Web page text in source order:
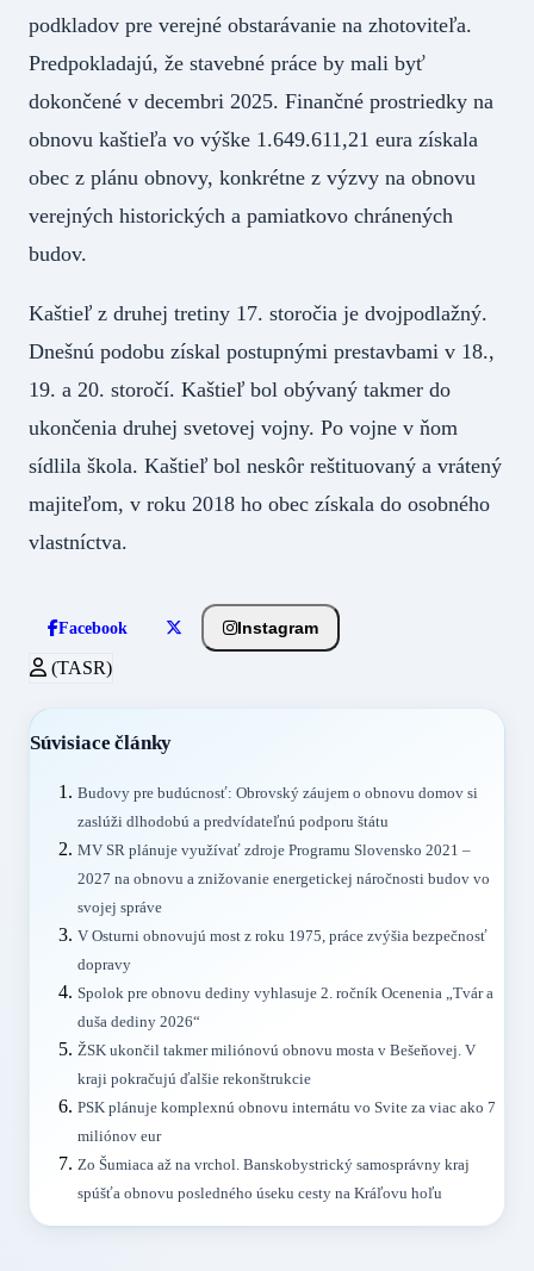
podkladov pre verejné obstarávanie na zhotoviteľa.
Predpokladajú, že stavebné práce by mali byť
dokončené v decembri 2025. Finančné prostriedky na
obnovu kaštieľa vo výške 1.649.611,21 eura získala
obec z plánu obnovy, konkrétne z výzvy na obnovu
verejných historických a pamiatkovo chránených
budov.
Kaštieľ z druhej tretiny 17. storočia je dvojpodlažný.
Dnešnú podobu získal postupnými prestavbami v 18.,
19. a 20. storočí. Kaštieľ bol obývaný takmer do
ukončenia druhej svetovej vojny. Po vojne v ňom
sídlila škola. Kaštieľ bol neskôr reštituovaný a vrátený
majiteľom, v roku 2018 ho obec získala do osobného
vlastníctva.
Facebook Instagram
(TASR)
Súvisiace články
Budovy pre budúcnosť: Obrovský záujem o obnovu domov si
zaslúži dlhodobú a predvídateľnú podporu štátu
MV SR plánuje využívať zdroje Programu Slovensko 2021 –
2027 na obnovu a znižovanie energetickej náročnosti budov vo
svojej správe
V Osturni obnovujú most z roku 1975, práce zvýšia bezpečnosť
dopravy
Spolok pre obnovu dediny vyhlasuje 2. ročník Ocenenia „Tvár a
duša dediny 2026“
ŽSK ukončil takmer miliónovú obnovu mosta v Bešeňovej. V
kraji pokračujú ďalšie rekonštrukcie
PSK plánuje komplexnú obnovu internátu vo Svite za viac ako 7
miliónov eur
Zo Šumiaca až na vrchol. Banskobystrický samosprávny kraj
spúšťa obnovu posledného úseku cesty na Kráľovu hoľu